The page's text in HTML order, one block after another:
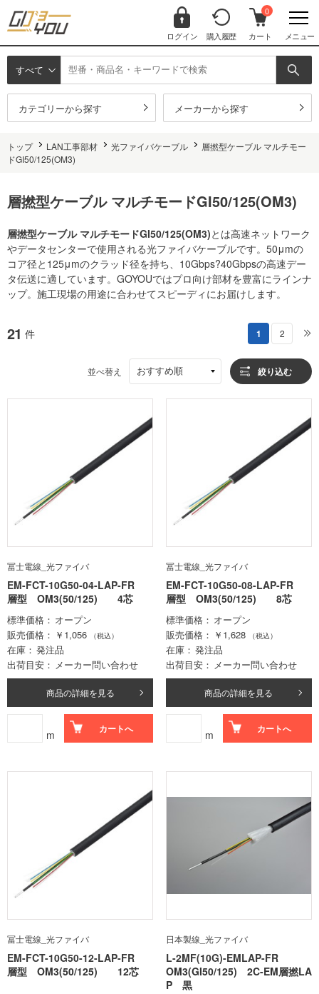
ログイン 購入履歴
0
カート メニュー
すべて
カテゴリーから探す メーカーから探す
トップ LAN工事部材 光ファイバケーブル
層撚型ケーブル マルチモー
ドGI50/125(OM3)
層撚型ケーブル マルチモードGI50/125(OM3)
層撚型ケーブル マルチモードGI50/125(OM3)とは高速ネットワーク
やデータセンターで使用される光ファイバケーブルです。50μmの
コア径と125μmのクラッド径を持ち、10Gbps?40Gbpsの高速デー
タ伝送に適しています。GOYOUではプロ向け部材を豊富にラインナ
ップ。施工現場の用途に合わせてスピーディにお届けします。
21 件 1 2
並べ替え おすすめ順 絞り込む
冨士電線_光ファイバ
EM-FCT-10G50-04-LAP-FR
層型 OM3(50/125) 4芯
標準価格
オープン
販売価格
￥1,056 （税込）
在庫
発注品
出荷目安
メーカー問い合わせ
商品の詳細を見る
m カートへ
冨士電線_光ファイバ
EM-FCT-10G50-08-LAP-FR
層型 OM3(50/125) 8芯
標準価格
オープン
販売価格
￥1,628 （税込）
在庫
発注品
出荷目安
メーカー問い合わせ
商品の詳細を見る
m カートへ
冨士電線_光ファイバ
EM-FCT-10G50-12-LAP-FR
層型 OM3(50/125) 12芯
日本製線_光ファイバ
L-2MF(10G)-EMLAP-FR
OM3(GI50/125) 2C-EM層撚LA
P 黒